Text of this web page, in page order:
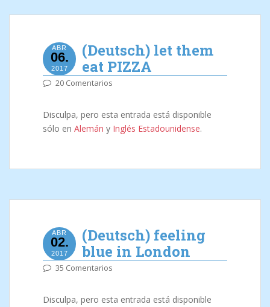
ABR
06.
2017
(Deutsch) let them
eat PIZZA
20 Comentarios
Disculpa, pero esta entrada está disponible
sólo en Alemán y Inglés Estadounidense.
ABR
02.
2017
(Deutsch) feeling
blue in London
35 Comentarios
Disculpa, pero esta entrada está disponible